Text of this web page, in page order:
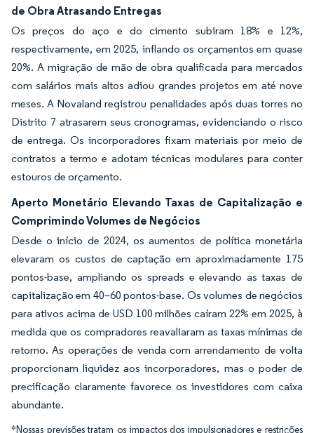
de Obra Atrasando Entregas
Os preços do aço e do cimento subiram 18% e 12%,
respectivamente, em 2025, inflando os orçamentos em quase
20%. A migração de mão de obra qualificada para mercados
com salários mais altos adiou grandes projetos em até nove
meses. A Novaland registrou penalidades após duas torres no
Distrito 7 atrasarem seus cronogramas, evidenciando o risco
de entrega. Os incorporadores fixam materiais por meio de
contratos a termo e adotam técnicas modulares para conter
estouros de orçamento.
Aperto Monetário Elevando Taxas de Capitalização e
Comprimindo Volumes de Negócios
Desde o início de 2024, os aumentos de política monetária
elevaram os custos de captação em aproximadamente 175
pontos-base, ampliando os spreads e elevando as taxas de
capitalização em 40–60 pontos-base. Os volumes de negócios
para ativos acima de USD 100 milhões caíram 22% em 2025, à
medida que os compradores reavaliaram as taxas mínimas de
retorno. As operações de venda com arrendamento de volta
proporcionam liquidez aos incorporadores, mas o poder de
precificação claramente favorece os investidores com caixa
abundante.
*Nossas previsões tratam os impactos dos impulsionadores e restrições